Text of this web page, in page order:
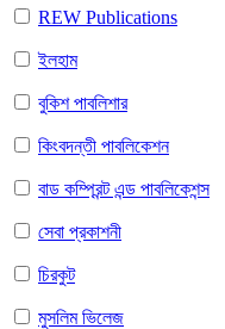
REW Publications
ইলহাম
বুকিশ পাবলিশার
কিংবদন্তী পাবলিকেশন
বাড কম্প্রিন্ট এন্ড পাবলিকেশন্স
সেবা প্রকাশনী
চিরকুট
মুসলিম ভিলেজ